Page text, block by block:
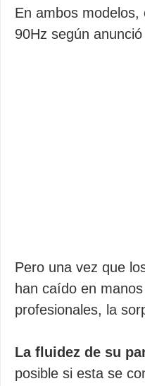
En ambos
90Hz según
Pero una vez que
han caído en
profesionales, la
La fluidez de su
posible si esta se